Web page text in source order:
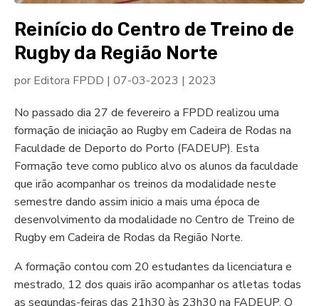
Reinício do Centro de Treino de
Rugby da Região Norte
por Editora FPDD | 07-03-2023 | 2023
No passado dia 27 de fevereiro a FPDD realizou uma
formação de iniciação ao Rugby em Cadeira de Rodas na
Faculdade de Deporto do Porto (FADEUP). Esta
Formação teve como publico alvo os alunos da faculdade
que irão acompanhar os treinos da modalidade neste
semestre dando assim inicio a mais uma época de
desenvolvimento da modalidade no Centro de Treino de
Rugby em Cadeira de Rodas da Região Norte.
A formação contou com 20 estudantes da licenciatura e
mestrado, 12 dos quais irão acompanhar os atletas todas
as segundas-feiras das 21h30 às 23h30 na FADEUP. O